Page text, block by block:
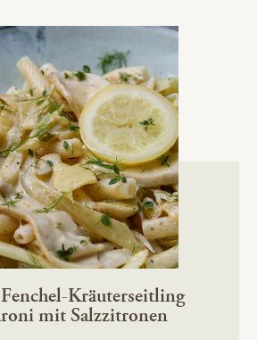
Kräuterseitling
mit Salzzitronen